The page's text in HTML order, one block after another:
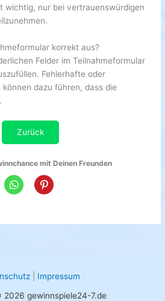
wichtig, nur bei vertrauenswürdigen
korrekt aus?
Felder im Teilnahmeformular
Fehlerhafte oder
dazu führen, dass die
Zurück
mit Deinen Freunden
| Impressum
gewinnspiele24-7.de